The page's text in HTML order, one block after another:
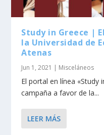
Study in Greece |
la Universidad de
Atenas
Jun 1, 2021 | Misceláneos
El portal en línea «Study
campaña a favor de la...
LEER MÁS